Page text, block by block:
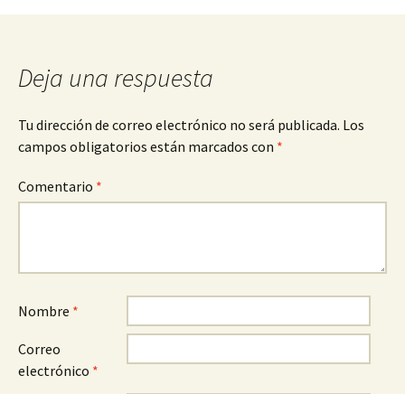
entradas
Deja una respuesta
Tu dirección de correo electrónico no será publicada. Los
campos obligatorios están marcados con *
Comentario *
Nombre *
Correo
electrónico *